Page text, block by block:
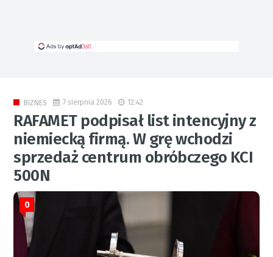
BIZNES 7 sierpnia 2026 12:42
RAFAMET podpisał list intencyjny z
niemiecką firmą. W grę wchodzi
sprzedaż centrum obróbczego KCI
500N
0